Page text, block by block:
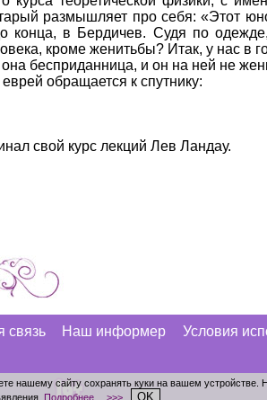
размышляет про себя: «Этот
конца, в Бердичев. Судя по одежде,
кроме женитьбы? Итак, у нас в
бесприданница, и он на ней не
обращается к спутнику:
свой курс лекций Лев Ландау.
связь Наш информер
Условия
нашему сайту сохранять куки на вашем
Подробнее… >>> OK